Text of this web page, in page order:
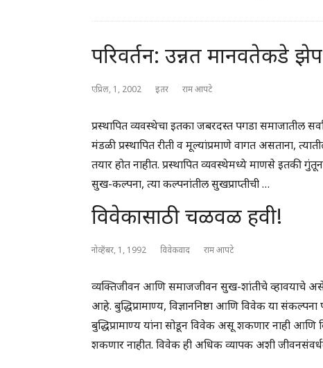
परिवर्तन: उन्नत मानवतेकडे झेप
एप्रिल, 1, 2002 इतर राम आपटे
प्रस्थापित व्यवस्थेचा इतका जबरदस्त पगडा समाजातील
मंडळी प्रस्थापित रीती व मूल्यांप्रमाणे वागत असताना,
तयार होत नाहीत. प्रस्थापित व्यवस्थेमध्ये माणसे इतकी
सुख-कल्पना, त्या कल्पनांतील सुखप्राप्तीची …
विवेकासाठी चळवळ हवी!
नोव्हेंबर, 1, 1992 विवेकवाद राम आपटे
व्यक्तिजीवन आणि समाजजीवन सुख-शांतीचे व्हावयाचे
आहे. बुद्धिप्रामाण्य, विज्ञाननिष्ठा आणि विवेक या
बुद्धिप्रामाण्य यांना सोडून विवेक असू शकणार नाही आणि
शकणार नाहीत. विवेक ही अधिक व्यापक अशी